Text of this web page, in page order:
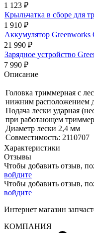
1 123 ₽
Крыльчатка в сборе для
1 910 ₽
Аккумулятор Greenworks
21 990 ₽
Зарядное устройство
7 990 ₽
Описание
Головка триммерная с
нижним расположением
Подача лески ударная
при работающем
Диаметр лески 2,4 мм
Совместимость: 2110707
Характеристики
Отзывы
Чтобы добавить отзыв,
войдите
Чтобы добавить отзыв,
войдите
Интернет магазин
КОМПАНИЯ